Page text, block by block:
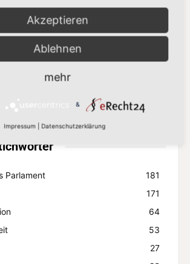
„Europa setzt auf Partnerschaft statt
Zölle“
8. Juli 2026
Parlament
181
171
64
53
27
Akzeptieren
Ablehnen
mehr
&
Impressum Datenschutzerklärung